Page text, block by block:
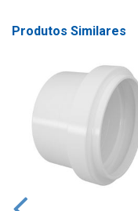
Produtos Similares